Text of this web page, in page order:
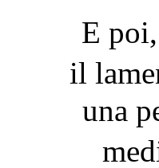
E
il
una